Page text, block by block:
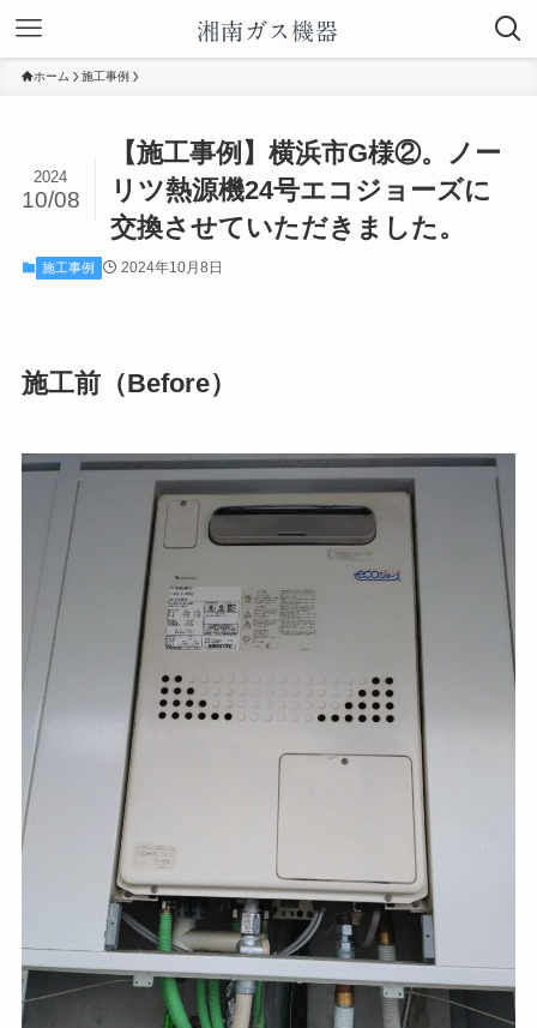
ホーム 施工事例
【施工事例】横浜市G様②。ノー
リツ熱源機24号エコジョーズに
交換させていただきました。
2024
10/08
施工事例 2024年10月8日
施工前（Before）